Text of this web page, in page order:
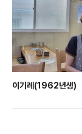
이기례(1962년생)